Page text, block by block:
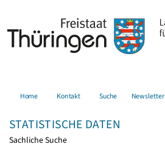
Home Kontakt Suche Newsletter
STATISTISCHE DATEN
Sachliche Suche